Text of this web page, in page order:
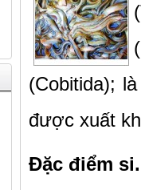
(Cobitida);
được xuất
Đặc điểm